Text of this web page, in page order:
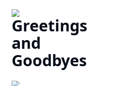
Greetings
and
Goodbyes